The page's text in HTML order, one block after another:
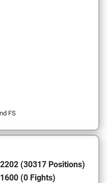
FS
2202 (30317 Positions)
1600 (0 Fights)